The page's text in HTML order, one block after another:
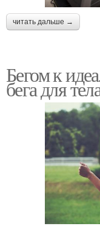
читать дальше →
Бегом к
бега для